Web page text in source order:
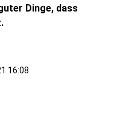
Dinge, dass
16:08